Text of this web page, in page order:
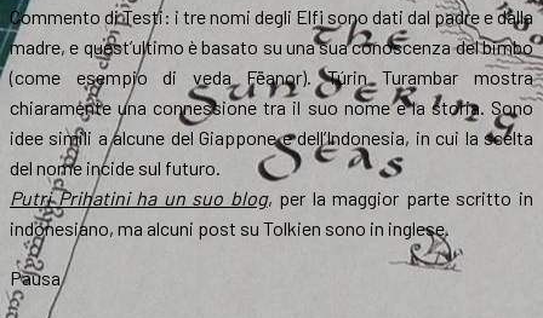
Commento di Testi: i tre nomi degli Elfi sono dati dal padre e dalla
madre, e quest’ultimo è basato su una sua conoscenza del bimbo
(come esempio di veda Fëanor). Túrin Turambar mostra
chiaramente una connessione tra il suo nome e la storia. Sono
idee simili a alcune del Giappone e dell’Indonesia, in cui la scelta
del nome incide sul futuro.
Putri Prihatini ha un suo blog, per la maggior parte scritto in
indonesiano, ma alcuni post su Tolkien sono in inglese.
Pausa